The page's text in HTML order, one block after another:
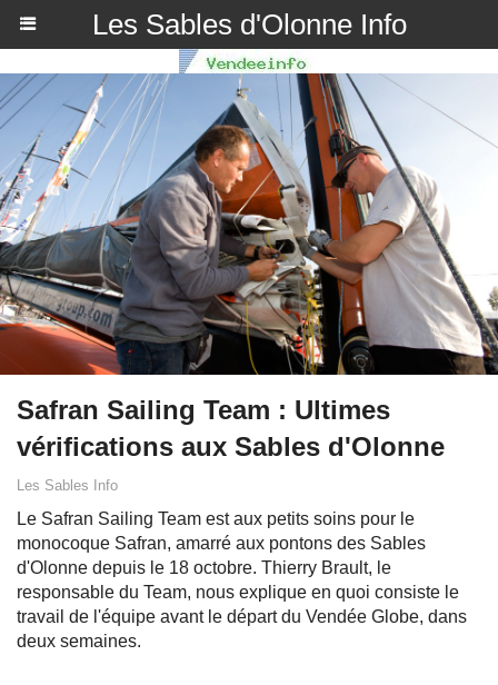
Les Sables d'Olonne Info
Safran Sailing Team : Ultimes
vérifications aux Sables d'Olonne
Les Sables Info
Le Safran Sailing Team est aux petits soins pour le
monocoque Safran, amarré aux pontons des Sables
d'Olonne depuis le 18 octobre. Thierry Brault, le
responsable du Team, nous explique en quoi consiste le
travail de l'équipe avant le départ du Vendée Globe, dans
deux semaines.